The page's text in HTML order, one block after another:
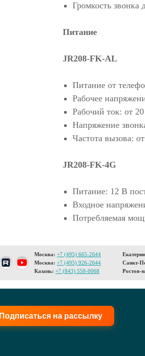
Громкость
Питание
JR208-FK-AL
Питание от
Рабочее
Рабочий ток: от
Напряжение
Частота вызова:
JR208-FK-4G
Питание: 12 В
Входное
Потребляемая
Москва: +7 (495) 665-2644
Москва: +7 (495) 926-2644
Казань: +7 (843) 558-0068
Санкт-
Ростов-
Подписаться на рассылку